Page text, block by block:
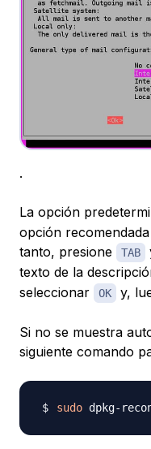
.
La opción
opción
tanto, presione
TAB
texto de la
seleccionar
OK y,
Si no se muestra
siguiente comando
sudo